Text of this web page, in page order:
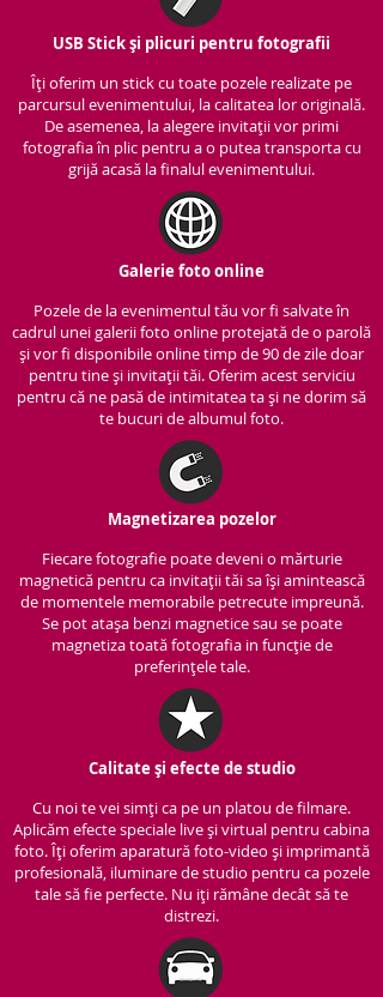
USB Stick și plicuri pentru fotografii
Îți oferim un stick cu toate pozele realizate pe
parcursul evenimentului, la calitatea lor originală.
De asemenea, la alegere invitații vor primi
fotografia în plic pentru a o putea transporta cu
grijă acasă la finalul evenimentului.
Galerie foto online
Pozele de la evenimentul tău vor fi salvate în
cadrul unei galerii foto online protejată de o parolă
și vor fi disponibile online timp de 90 de zile doar
pentru tine și invitații tăi. Oferim acest serviciu
pentru că ne pasă de intimitatea ta și ne dorim să
te bucuri de albumul foto.
Magnetizarea pozelor
Fiecare fotografie poate deveni o mărturie
magnetică pentru ca invitații tăi sa își amintească
de momentele memorabile petrecute impreună.
Se pot atașa benzi magnetice sau se poate
magnetiza toată fotografia in funcție de
preferințele tale.
Calitate și efecte de studio
Cu noi te vei simți ca pe un platou de filmare.
Aplicăm efecte speciale live și virtual pentru cabina
foto. Îți oferim aparatură foto-video și imprimantă
profesională, iluminare de studio pentru ca pozele
tale să fie perfecte. Nu iți rămâne decât să te
distrezi.